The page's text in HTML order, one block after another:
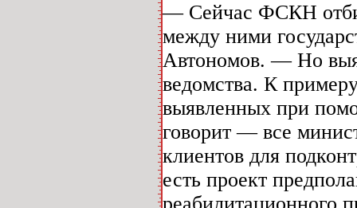
— Сейчас ФСКН
между ними
Автономов. — Но
ведомства. К
выявленных при
говорит — все
клиентов для
есть проект